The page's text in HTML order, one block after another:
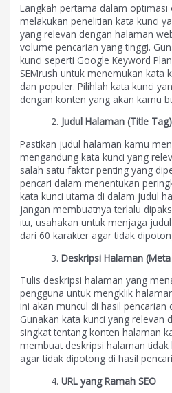
Langkah pertama dalam optimasi
melakukan penelitian kata kunci
yang relevan dengan halaman
volume pencarian yang tinggi.
kunci seperti Google Keyword
SEMrush untuk menemukan kata
dan populer. Pilihlah kata kunci
dengan konten yang akan kamu
Judul Halaman (Title Tag)
Pastikan judul halaman kamu
mengandung kata kunci yang
salah satu faktor penting yang
pencari dalam menentukan
kata kunci utama di dalam judul
jangan membuatnya terlalu
itu, usahakan untuk menjaga
dari 60 karakter agar tidak
Deskripsi Halaman
Tulis deskripsi halaman yang
pengguna untuk mengklik
ini akan muncul di hasil pencarian
Gunakan kata kunci yang relevan
singkat tentang konten halaman
membuat deskripsi halaman
agar tidak dipotong di hasil
URL yang Ramah SEO